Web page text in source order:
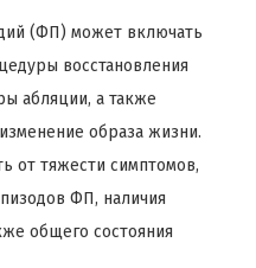
(ФП) может включать
восстановления
абляции, а также
образа жизни.
от тяжести симптомов,
ФП, наличия
общего состояния